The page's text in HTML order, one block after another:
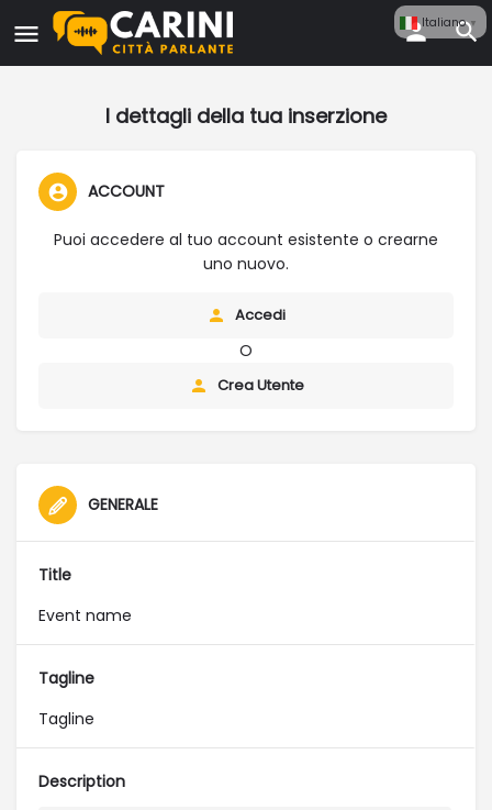
I dettagli della tua inserzione
ACCOUNT
Puoi accedere al tuo account esistente o crearne
uno nuovo.
Accedi
O
Crea Utente
GENERALE
Title
Tagline
Description
Italiano ▼